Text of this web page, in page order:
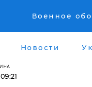
Военное
Новости